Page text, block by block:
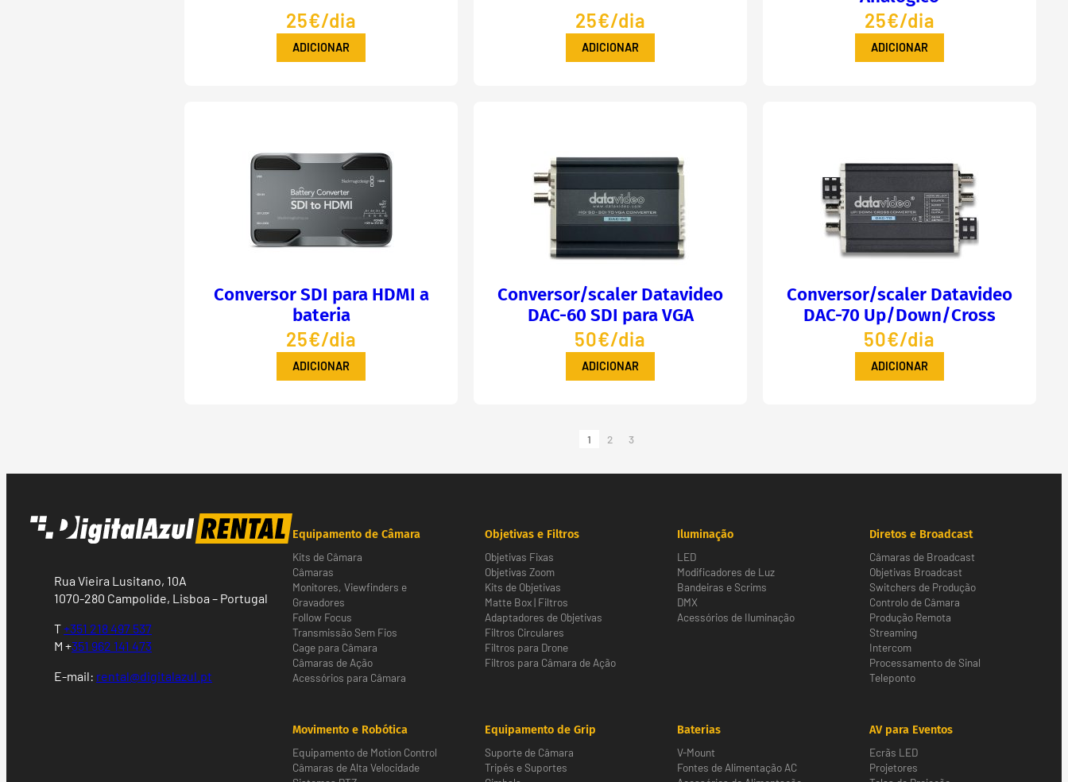
25€/dia
ADICIONAR
25€/dia
ADICIONAR
25€/dia
ADICIONAR
Conversor SDI para HDMI a
bateria
25€/dia
ADICIONAR
Conversor/scaler Datavideo
DAC-60 SDI para VGA
50€/dia
ADICIONAR
Conversor/scaler Datavideo
DAC-70 Up/Down/Cross
50€/dia
ADICIONAR
1 2 3
Rua Vieira Lusitano, 10A
1070-280 Campolide, Lisboa – Portugal
T+351 218 497 537
M +351 962 141 473
E-mail: rental@digitalazul.pt
Equipamento de Câmara
Kits de Câmara
Câmaras
Monitores, Viewfinders e
Gravadores
Follow Focus
Transmissão Sem Fios
Cage para Câmara
Câmaras de Ação
Acessórios para Câmara
Objetivas e Filtros
Objetivas Fixas
Objetivas Zoom
Kits de Objetivas
Matte Box | Filtros
Adaptadores de Objetivas
Filtros Circulares
Filtros para Drone
Filtros para Câmara de Ação
Iluminação
LED
Modificadores de Luz
Bandeiras e Scrims
DMX
Acessórios de Iluminação
Diretos e Broadcast
Câmaras de Broadcast
Objetivas Broadcast
Switchers de Produção
Controlo de Câmara
Produção Remota
Streaming
Intercom
Processamento de Sinal
Teleponto
Movimento e Robótica
Equipamento de Motion Control
Câmaras de Alta Velocidade
Equipamento de Grip
Suporte de Câmara
Tripés e Suportes
Baterias
V-Mount
Fontes de Alimentação AC
AV para Eventos
Ecrãs LED
Projetores